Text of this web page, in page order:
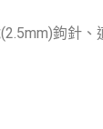
鉤針、